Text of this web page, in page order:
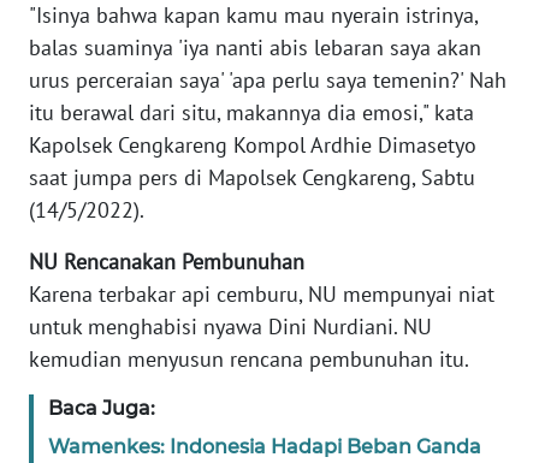
"Isinya bahwa kapan kamu mau nyerain istrinya,
balas suaminya 'iya nanti abis lebaran saya akan
urus perceraian saya' 'apa perlu saya temenin?' Nah
itu berawal dari situ, makannya dia emosi," kata
Kapolsek Cengkareng Kompol Ardhie Dimasetyo
saat jumpa pers di Mapolsek Cengkareng, Sabtu
(14/5/2022).
NU Rencanakan Pembunuhan
Karena terbakar api cemburu, NU mempunyai niat
untuk menghabisi nyawa Dini Nurdiani. NU
kemudian menyusun rencana pembunuhan itu.
Baca Juga:
Wamenkes: Indonesia Hadapi Beban Ganda
REDAKSI
KARIR
DISCLAIMER
Wahana
Regional
WN
SUMUT
WN
JAKARTA